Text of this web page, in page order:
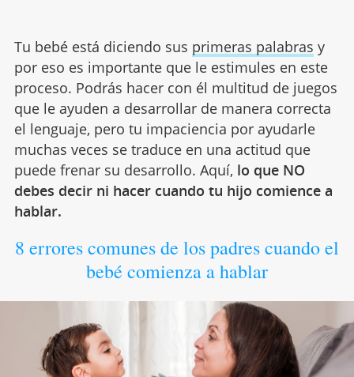
Tu bebé está diciendo sus primeras palabras y
por eso es importante que le estimules en este
proceso. Podrás hacer con él multitud de juegos
que le ayuden a desarrollar de manera correcta
el lenguaje, pero tu impaciencia por ayudarle
muchas veces se traduce en una actitud que
puede frenar su desarrollo. Aquí, lo que NO
debes decir ni hacer cuando tu hijo comience a
hablar.
8 errores comunes de los padres cuando el
bebé comienza a hablar